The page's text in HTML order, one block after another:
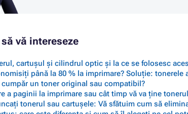
vă intereseze
cartușul și cilindrul optic și la ce se folosesc
până la 80 % la imprimare? Soluție: tonerele
un toner original sau compatibil?
a paginii la imprimare sau cât timp vă va ține
tonerul sau cartușele: Vă sfătuim cum să